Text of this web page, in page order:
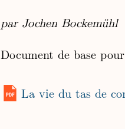
par Jochen Bockemühl
Document de base
La vie du tas de